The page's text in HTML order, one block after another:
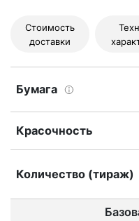
Стоимость
доставки
Бумага
Красочность
Количество (тираж)